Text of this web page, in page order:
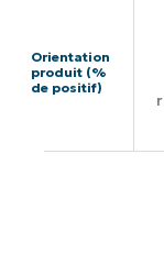
Orientation
produit (%
de positif)